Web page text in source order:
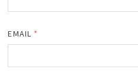
EMAIL *